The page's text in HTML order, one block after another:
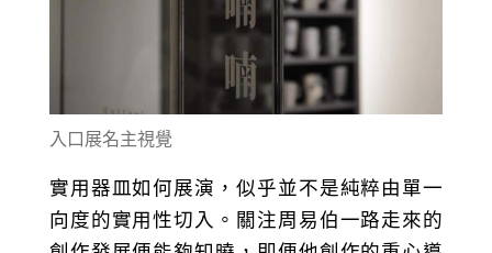
入口展名主視覺
實用器皿如何展演，似乎並不是純粹由單一
向度的實用性切入。關注周易伯一路走來的